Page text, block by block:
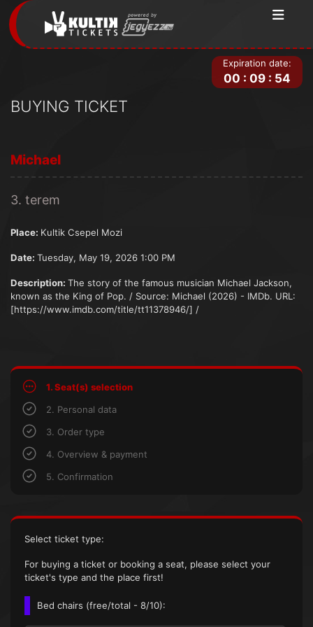
BUYING TICKET
Expiration date:
00 : 09 : 54
Michael
3. terem
Place: Kultik Csepel Mozi
Date: Tuesday, May 19, 2026 1:00 PM
Description: The story of the famous musician Michael Jackson,
known as the King of Pop. / Source: Michael (2026) - IMDb. URL:
[https://www.imdb.com/title/tt11378946/] /
1. Seat(s) selection
2. Personal data
3. Order type
4. Overview & payment
5. Confirmation
Select ticket type:
For buying a ticket or booking a seat, please select your
ticket's type and the place first!
Bed chairs (free/total - 8/10):